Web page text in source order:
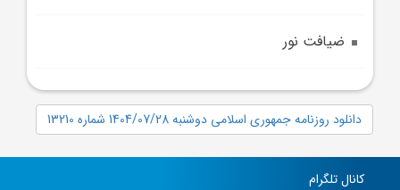
ضيافت نور
دانلود روزنامه جمهوری اسلامی دوشنبه 1404/07/28 شماره 13210
کانال تلگرام